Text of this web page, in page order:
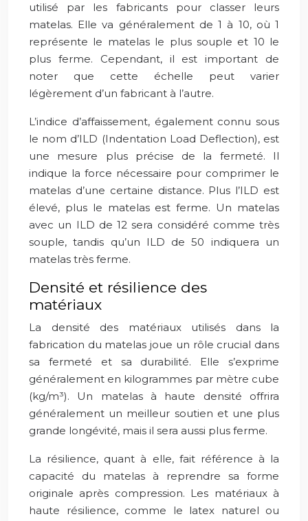
utilisé par les fabricants pour classer leurs
matelas. Elle va généralement de 1 à 10, où 1
représente le matelas le plus souple et 10 le
plus ferme. Cependant, il est important de
noter que cette échelle peut varier
légèrement d’un fabricant à l’autre.
L’indice d’affaissement, également connu sous
le nom d’ILD (Indentation Load Deflection), est
une mesure plus précise de la fermeté. Il
indique la force nécessaire pour comprimer le
matelas d’une certaine distance. Plus l’ILD est
élevé, plus le matelas est ferme. Un matelas
avec un ILD de 12 sera considéré comme très
souple, tandis qu’un ILD de 50 indiquera un
matelas très ferme.
Densité et résilience des
matériaux
La densité des matériaux utilisés dans la
fabrication du matelas joue un rôle crucial dans
sa fermeté et sa durabilité. Elle s’exprime
généralement en kilogrammes par mètre cube
(kg/m³). Un matelas à haute densité offrira
généralement un meilleur soutien et une plus
grande longévité, mais il sera aussi plus ferme.
La résilience, quant à elle, fait référence à la
capacité du matelas à reprendre sa forme
originale après compression. Les matériaux à
haute résilience, comme le latex naturel ou